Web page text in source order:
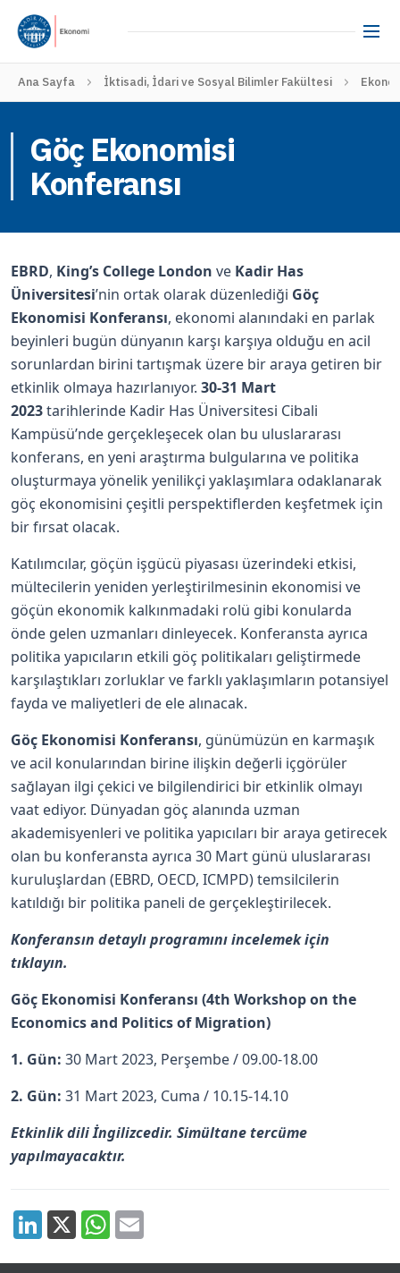
Ana Sayfa İktisadi, İdari ve Sosyal Bilimler Fakültesi
Göç Ekonomisi
Konferansı
EBRD, King’s College London ve Kadir Has
Üniversitesi’nin ortak olarak düzenlediği Göç
Ekonomisi Konferansı, ekonomi alanındaki en parlak
beyinleri bugün dünyanın karşı karşıya olduğu en acil
sorunlardan birini tartışmak üzere bir araya getiren bir
etkinlik olmaya hazırlanıyor. 30-31 Mart
2023tarihlerinde Kadir Has Üniversitesi Cibali
Kampüsü’nde gerçekleşecek olan bu uluslararası
konferans, en yeni araştırma bulgularına ve politika
oluşturmaya yönelik yenilikçi yaklaşımlara odaklanarak
göç ekonomisini çeşitli perspektiflerden keşfetmek için
bir fırsat olacak.
Katılımcılar, göçün işgücü piyasası üzerindeki etkisi,
mültecilerin yeniden yerleştirilmesinin ekonomisi ve
göçün ekonomik kalkınmadaki rolü gibi konularda
önde gelen uzmanları dinleyecek. Konferansta ayrıca
politika yapıcıların etkili göç politikaları geliştirmede
karşılaştıkları zorluklar ve farklı yaklaşımların potansiyel
fayda ve maliyetleri de ele alınacak.
Göç Ekonomisi Konferansı, günümüzün en karmaşık
ve acil konularından birine ilişkin değerli içgörüler
sağlayan ilgi çekici ve bilgilendirici bir etkinlik olmayı
vaat ediyor. Dünyadan göç alanında uzman
akademisyenleri ve politika yapıcıları bir araya getirecek
olan bu konferansta ayrıca 30 Mart günü uluslararası
kuruluşlardan (EBRD, OECD, ICMPD) temsilcilerin
katıldığı bir politika paneli de gerçekleştirilecek.
Konferansın detaylı programını incelemek için
tıklayın.
Göç Ekonomisi Konferansı (4th Workshop on the
Economics and Politics of Migration)
1. Gün: 30 Mart 2023, Perşembe / 09.00-18.00
2. Gün: 31 Mart 2023, Cuma / 10.15-14.10
Etkinlik dili İngilizcedir. Simültane tercüme
yapılmayacaktır.